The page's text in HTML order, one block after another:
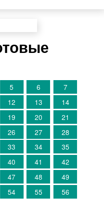
5 6
7
12 13
14
19 20
21
26 27
28
33 34
35
40 41
42
47 48
49
54 55
56